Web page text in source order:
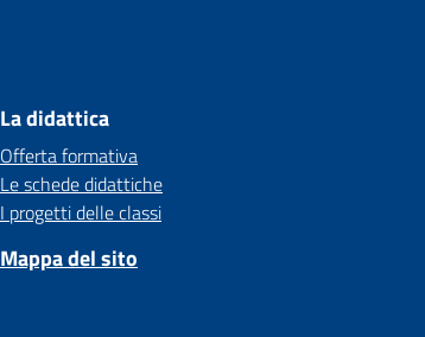
La didattica
Offerta formativa
Le schede didattiche
I progetti delle classi
Mappa del sito